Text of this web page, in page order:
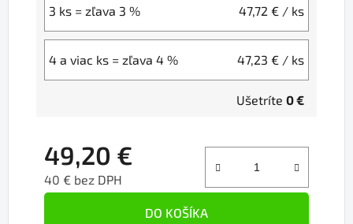
3 ks = zľava 3 % 47,72 € / ks
4 a viac ks = zľava 4 % 47,23 € / ks
Ušetríte 0 €
49,20 €
40 € bez DPH
DO KOŠÍKA